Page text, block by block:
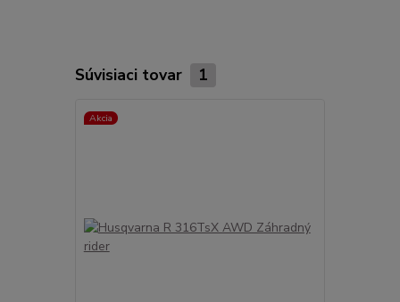
Súvisiaci tovar 1
Akcia